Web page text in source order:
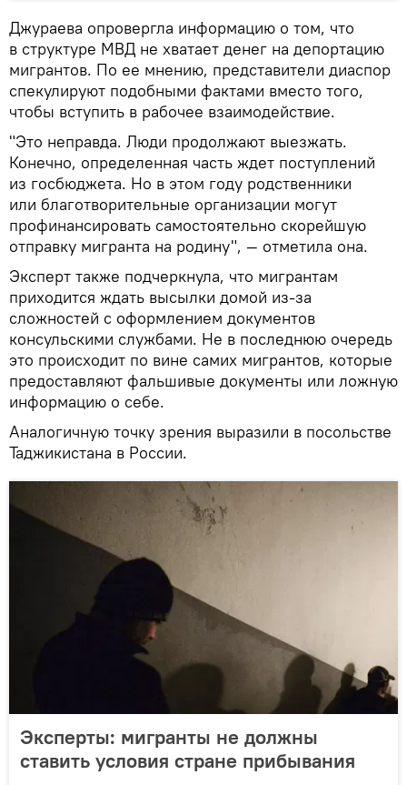
Джураева опровергла информацию о том, что
в структуре МВД не хватает денег на депортацию
мигрантов. По ее мнению, представители диаспор
спекулируют подобными фактами вместо того,
чтобы вступить в рабочее взаимодействие.
"Это неправда. Люди продолжают выезжать.
Конечно, определенная часть ждет поступлений
из госбюджета. Но в этом году родственники
или благотворительные организации могут
профинансировать самостоятельно скорейшую
отправку мигранта на родину", — отметила она.
Эксперт также подчеркнула, что мигрантам
приходится ждать высылки домой из-за
сложностей с оформлением документов
консульскими службами. Не в последнюю очередь
это происходит по вине самих мигрантов, которые
предоставляют фальшивые документы или ложную
информацию о себе.
Аналогичную точку зрения выразили в посольстве
Таджикистана в России.
Эксперты: мигранты не должны
ставить условия стране прибывания